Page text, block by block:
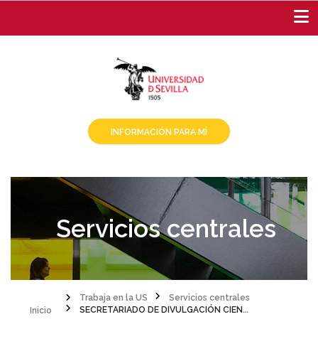
contenido
INFORMACIÓN PARA MÍ
Servicios centrales
Sobrescribir
Trabaja en la US
Servicios centrales
SECRETARIADO DE DIVULGACIÓN CIENTÍFICA Y CULTURAL (UCC+I)